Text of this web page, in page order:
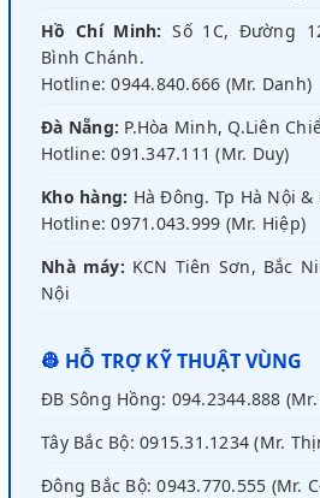
Hồ Chí Minh: Số 1C, Đường
Bình Chánh.
Hotline: 0944.840.666 (Mr. Danh)
Đà Nẵng: P.Hòa Minh, Q.Liên
Hotline: 091.347.111 (Mr. Duy)
Kho hàng: Hà Đông. Tp Hà Nội &
Hotline: 0971.043.999 (Mr. Hiệp)
Nhà máy: KCN Tiên Sơn, Bắc
Nội
👷 HỖ TRỢ KỸ THUẬT VÙNG
ĐB Sông Hồng: 094.2344.888
Tây Bắc Bộ: 0915.31.1234 (Mr.
Đông Bắc Bộ: 0943.770.555 (Mr.